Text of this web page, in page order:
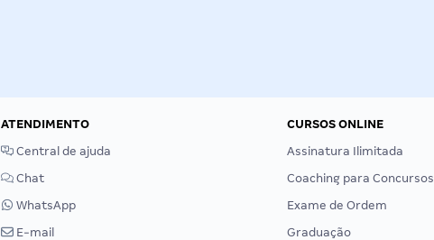
ATENDIMENTO
Central de ajuda
Chat
WhatsApp
E-mail
CURSOS ONLINE
Assinatura Ilimitada
Coaching para Concursos
Exame de Ordem
Graduação